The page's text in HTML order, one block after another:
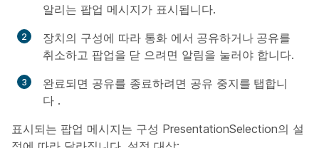
알리는 팝업 메시지가 표시됩니다.
장치의 구성에 따라 통화 에서 공유하거나 공유를
취소하고 팝업을 닫 으려면 알림을 눌러야 합니다.
완료되면 공유를 종료하려면 공유 중지를 탭합니
다 .
표시되는 팝업 메시지는 구성 PresentationSelection의 설